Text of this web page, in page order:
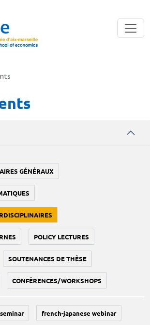
GÉNÉRAUX
POLICY LECTURES
SOUTENANCES DE THÈSE
CONFÉRENCES/WORKSHOPS
french-japanese webinar